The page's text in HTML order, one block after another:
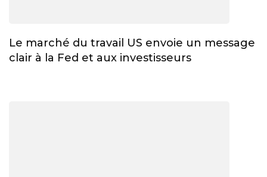
Le marché du travail US envoie un message
clair à la Fed et aux investisseurs